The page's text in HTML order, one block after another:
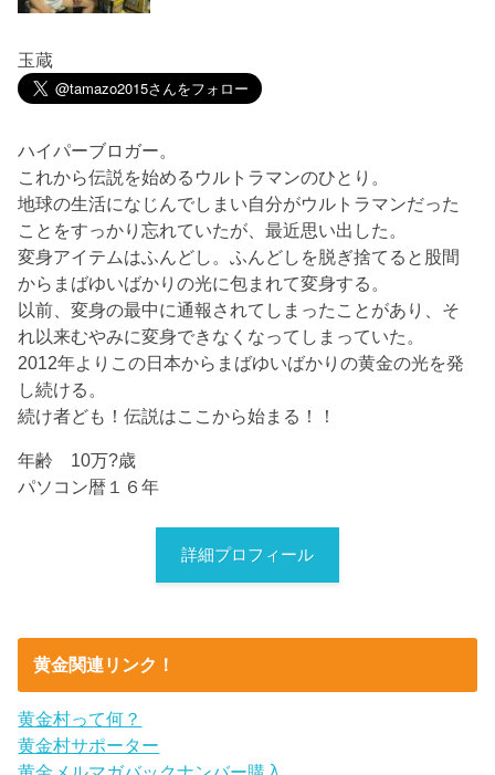
玉蔵
ハイパーブロガー。
これから伝説を始めるウルトラマンのひとり。
地球の生活になじんでしまい自分がウルトラマンだった
ことをすっかり忘れていたが、最近思い出した。
変身アイテムはふんどし。ふんどしを脱ぎ捨てると股間
からまばゆいばかりの光に包まれて変身する。
以前、変身の最中に通報されてしまったことがあり、そ
れ以来むやみに変身できなくなってしまっていた。
2012年よりこの日本からまばゆいばかりの黄金の光を発
し続ける。
続け者ども！伝説はここから始まる！！
年齢 10万?歳
パソコン暦１６年
詳細プロフィール
黄金関連リンク！
黄金村って何？
黄金村サポーター